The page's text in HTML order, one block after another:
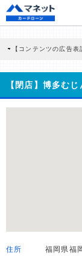
【コンテンツの広告表
商品を根拠なくPRする
どに基づき、公平性を
>提携企業一覧
【閉店】博多む
住所
福岡県福